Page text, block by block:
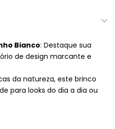
Bianco: Destaque sua
de design marcante e
da natureza, este brinco
para looks do dia a dia ou